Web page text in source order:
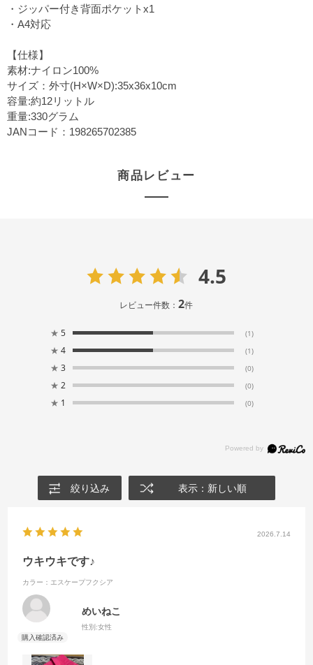
・ジッパー付き背面ポケットx1
・A4対応
【仕様】
素材:ナイロン100%
サイズ：外寸(H×W×D):35x36x10cm
容量:約12リットル
重量:330グラム
JANコード：198265702385
商品レビュー
4.5
レビュー件数：2件
★ 5 (1)
★ 4 (1)
★ 3 (0)
★ 2 (0)
★ 1 (0)
絞り込み 表示：新しい順
2026.7.14
ウキウキです♪
カラー：エスケープフクシア
めいねこ
性別:女性